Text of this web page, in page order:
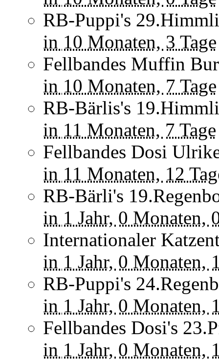
RB-Puppi's
in 10 Monaten, 3 Tage
Fellbandes Muffin
in 10 Monaten, 7 Tage
RB-Bärlis's
in 11 Monaten, 7 Tage
Fellbandes Dosi
in 11 Monaten, 12
RB-Bärli's
in 1 Jahr, 0 Monaten,
Internationaler
in 1 Jahr, 0 Monaten,
RB-Puppi's
in 1 Jahr, 0 Monaten,
Fellbandes Dosi's
in 1 Jahr, 0 Monaten,